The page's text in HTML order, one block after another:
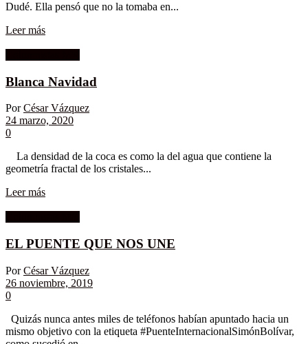
Dudé. Ella pensó que no la tomaba en...
Leer más
Blanca Navidad
Por César Vázquez
24 marzo, 2020
0
La densidad de la coca es como la del agua que contiene la
geometría fractal de los cristales...
Leer más
EL PUENTE QUE NOS UNE
Por César Vázquez
26 noviembre, 2019
0
Quizás nunca antes miles de teléfonos habían apuntado hacia un
mismo objetivo con la etiqueta #PuenteInternacionalSimónBolívar,